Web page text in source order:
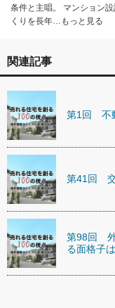
条件と主唱。 マンション
くりを長年…もっと見る
関連記事
第1回 不
第41回 交
第98回 外
る面格子